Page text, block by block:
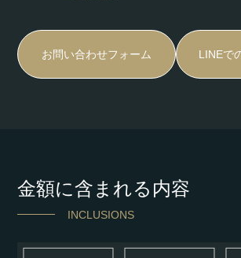
お問い合わせフォーム LINEで
金額に含まれる内容
INCLUSIONS